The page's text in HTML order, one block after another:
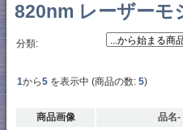
820nm レーザーモ
分類:
1から5 を表示中 (商品の数: 5)
商品画像 品名-